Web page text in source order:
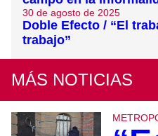
30 de agosto de 2025
Doble Efecto / “El
trabajo”
MÁS NOTICIAS